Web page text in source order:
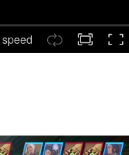
speed